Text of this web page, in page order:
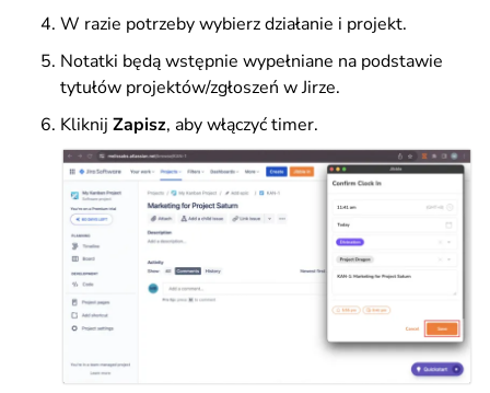
W razie potrzeby wybierz działanie i projekt.
Notatki będą wstępnie wypełniane na podstawie
tytułów projektów/zgłoszeń w Jirze.
Kliknij Zapisz, aby włączyć timer.